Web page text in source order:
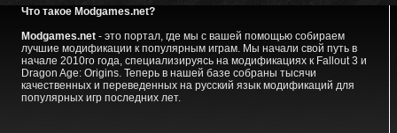
Что такое Modgames.net?
Modgames.net- это портал, где мы с вашей помощью собираем
лучшие модификации к популярным играм. Мы начали свой путь в
начале 2010го года, специализируясь на модификациях к Fallout 3 и
Dragon Age: Origins. Теперь в нашей базе собраны тысячи
качественных и переведенных на русский язык модификаций для
популярных игр последних лет.